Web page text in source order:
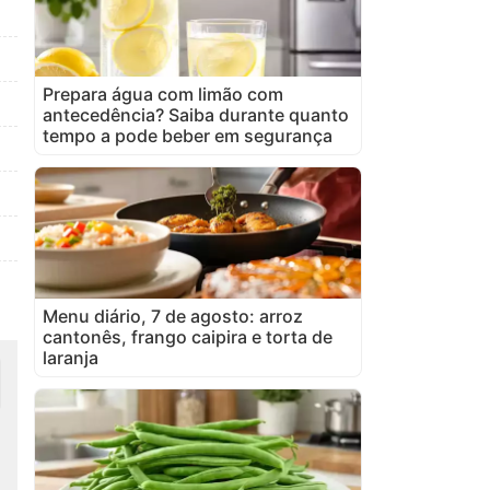
Prepara água com limão com
antecedência? Saiba durante quanto
tempo a pode beber em segurança
Menu diário, 7 de agosto: arroz
cantonês, frango caipira e torta de
laranja